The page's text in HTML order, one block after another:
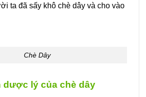
ta đã sấy khô chè dây và cho vào
Chè Dây
dược lý của chè dây